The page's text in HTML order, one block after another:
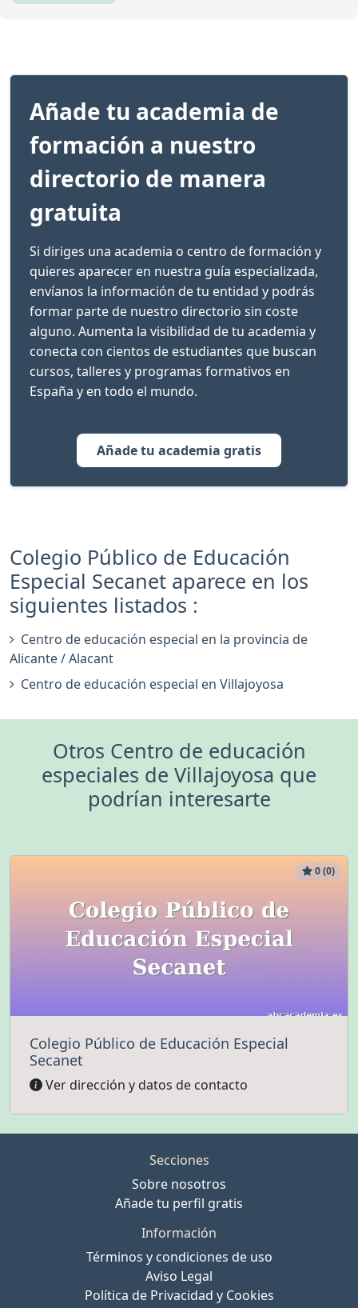
Añade tu academia de
formación a nuestro
directorio de manera
gratuita
Si diriges una academia o centro de formación y
quieres aparecer en nuestra guía especializada,
envíanos la información de tu entidad y podrás
formar parte de nuestro directorio sin coste
alguno. Aumenta la visibilidad de tu academia y
conecta con cientos de estudiantes que buscan
cursos, talleres y programas formativos en
España y en todo el mundo.
Añade tu academia gratis
Colegio Público de Educación
Especial Secanet aparece en los
siguientes listados :
Centro de educación especial en la provincia de
Alicante / Alacant
Centro de educación especial en Villajoyosa
Otros Centro de educación
especiales de Villajoyosa que
podrían interesarte
0 (0)
Colegio Público de Educación Especial
Secanet
Ver dirección y datos de contacto
Secciones
Sobre nosotros
Añade tu perfil gratis
Información
Términos y condiciones de uso
Aviso Legal
Política de Privacidad y Cookies